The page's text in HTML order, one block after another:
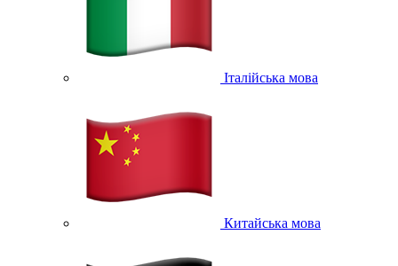
Італійська мова
Китайська мова